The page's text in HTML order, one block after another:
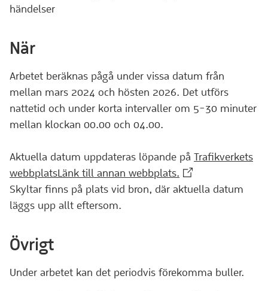
händelser
När
Arbetet beräknas pågå under vissa datum från
mellan mars 2024 och hösten 2026. Det utförs
nattetid och under korta intervaller om 5-30 minuter
mellan klockan 00.00 och 04.00.
Aktuella datum uppdateras löpande på Trafikverkets
webbplatsLänk till annan webbplats. (Extern webbplats)
Skyltar finns på plats vid bron, där aktuella datum
läggs upp allt eftersom.
Övrigt
Under arbetet kan det periodvis förekomma buller.